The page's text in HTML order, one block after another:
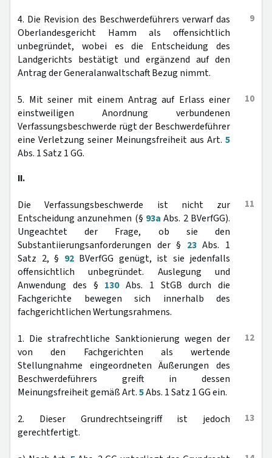
9
4. Die Revision des Beschwerdeführers verwarf das
Oberlandesgericht Hamm als offensichtlich
unbegründet, wobei es die Entscheidung des
Landgerichts bestätigt und ergänzend auf den
Antrag der Generalanwaltschaft Bezug nimmt.
10
5. Mit seiner mit einem Antrag auf Erlass einer
einstweiligen Anordnung verbundenen
Verfassungsbeschwerde rügt der Beschwerdeführer
eine Verletzung seiner Meinungsfreiheit aus Art. 5
Abs. 1 Satz 1 GG.
II.
11
Die Verfassungsbeschwerde ist nicht zur
Entscheidung anzunehmen (§ 93a Abs. 2 BVerfGG).
Ungeachtet der Frage, ob sie den
Substantiierungsanforderungen der § 23Abs. 1
Satz 2, § 92BVerfGG genügt, ist sie jedenfalls
offensichtlich unbegründet. Auslegung und
Anwendung des § 130Abs. 1 StGB durch die
Fachgerichte bewegen sich innerhalb des
fachgerichtlichen Wertungsrahmens.
12
1. Die strafrechtliche Sanktionierung wegen der
von den Fachgerichten als wertende
Stellungnahme eingeordneten Äußerungen des
Beschwerdeführers greift in dessen
Meinungsfreiheit gemäß Art.5Abs. 1 Satz 1 GG ein.
13
2. Dieser Grundrechtseingriff ist jedoch
gerechtfertigt.